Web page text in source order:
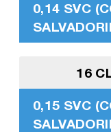
0,14 SVC
16
0,15 SVC